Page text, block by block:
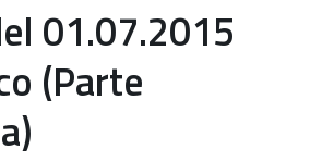
01.07.2015
(Parte